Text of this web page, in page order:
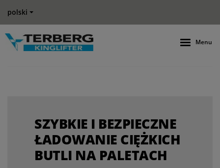
polski
Menu
SZYBKIE I BEZPIECZNE
ŁADOWANIE CIĘŻKICH
BUTLI NA PALETACH